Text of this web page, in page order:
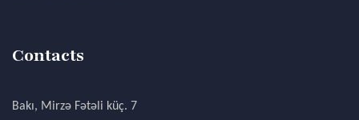
Contacts
Bakı, Mirzə Fətəli küç. 7